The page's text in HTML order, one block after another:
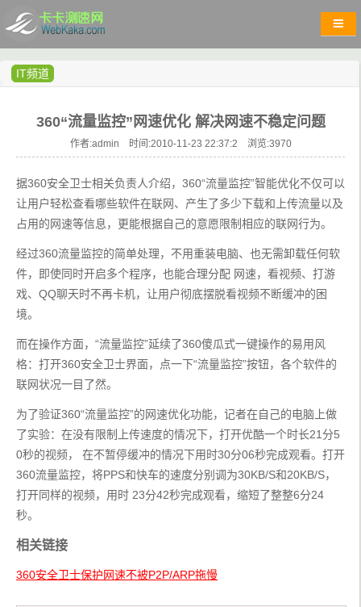
IT频道
360“流量监控”网速优化 解决网速不稳定问题
作者:admin 时间:2010-11-23 22:37:2 浏览:3970
据360安全卫士相关负责人介绍，360“流量监控”智能优化不仅可以
让用户轻松查看哪些软件在联网、产生了多少下载和上传流量以及
占用的网速等信息，更能根据自己的意愿限制相应的联网行为。
经过360流量监控的简单处理，不用重装电脑、也无需卸载任何软
件，即使同时开启多个程序，也能合理分配 网速，看视频、打游
戏、QQ聊天时不再卡机，让用户彻底摆脱看视频不断缓冲的困
境。
而在操作方面，“流量监控”延续了360傻瓜式一键操作的易用风
格：打开360安全卫士界面，点一下“流量监控”按钮，各个软件的
联网状况一目了然。
为了验证360“流量监控”的网速优化功能，记者在自己的电脑上做
了实验：在没有限制上传速度的情况下，打开优酷一个时长21分5
0秒的视频， 在不暂停缓冲的情况下用时30分06秒完成观看。打开
360流量监控，将PPS和快车的速度分别调为30KB/S和20KB/S，
打开同样的视频，用时 23分42秒完成观看，缩短了整整6分24
秒。
相关链接
360安全卫士保护网速不被P2P/ARP拖慢